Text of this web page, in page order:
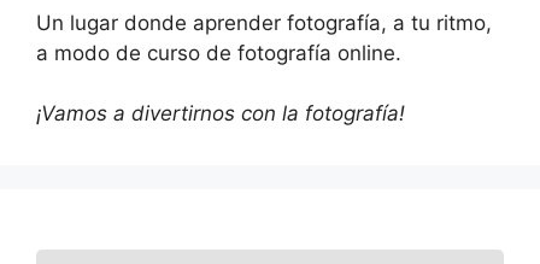
Un lugar donde aprender fotografía, a tu ritmo,
a modo de curso de fotografía online.
¡Vamos a divertirnos con la fotografía!